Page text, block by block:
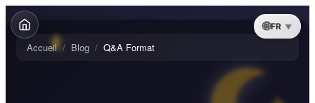
FR
Accueil / Blog / Q&A Format